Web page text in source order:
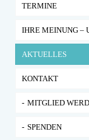
TERMINE
IHRE MEINUNG –
AKTUELLES
KONTAKT
MITGLIED
SPENDEN